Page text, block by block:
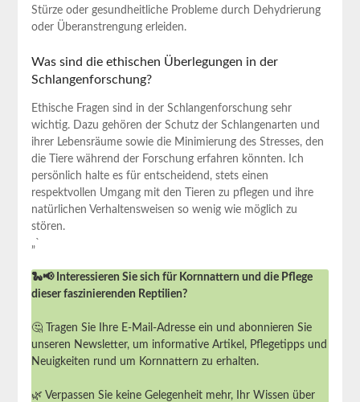
Stürze oder gesundheitliche Probleme durch Dehydrierung
oder Überanstrengung erleiden.
Was sind die‌ ethischen Überlegungen in der
⁣Schlangenforschung?
Ethische Fragen sind in ⁢der Schlangenforschung sehr
wichtig. Dazu gehören ​der Schutz ‌der ⁣Schlangenarten und
ihrer Lebensräume ‌sowie die Minimierung des Stresses, den
die Tiere während der ‍Forschung ‍erfahren könnten. Ich
persönlich halte es für ⁤entscheidend,⁢ stets⁤ einen
respektvollen Umgang mit den Tieren zu pflegen und ihre ​
natürlichen ‍Verhaltensweisen​ so wenig wie möglich zu
⁣stören.
„`⁣
🐍📢 Interessieren Sie sich für Kornnattern und die Pflege
dieser faszinierenden Reptilien?
🤔 Tragen Sie Ihre E-Mail-Adresse ein und abonnieren Sie
unseren Newsletter, um informative Artikel, Pflegetipps und
Neuigkeiten rund um Kornnattern zu erhalten.
🌿 Verpassen Sie keine Gelegenheit mehr, Ihr Wissen über